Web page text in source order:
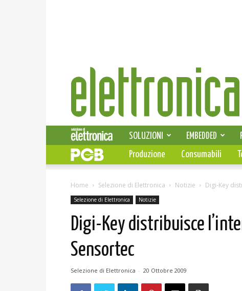
Elettronica
News
SOLUZIONI EMBEDDED
Produzione Consumabili
Home Selezione di Elettronica Notizie Digi-Key
Selezione di Elettronica Notizie
Digi-Key distribuisce
Sensortec
Selezione di Elettronica - 20 Ottobre 2009